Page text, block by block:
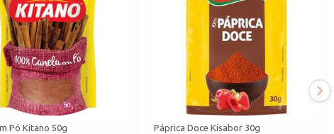
Pó Kitano 50g Páprica Doce Kisabor 30g